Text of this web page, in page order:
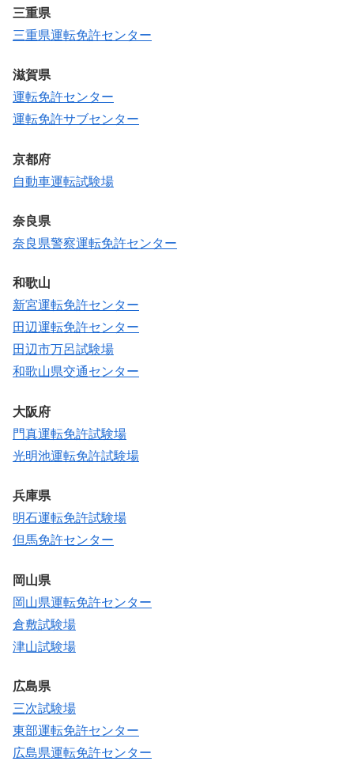
三重県
三重県運転免許センター
滋賀県
運転免許センター
運転免許サブセンター
京都府
自動車運転試験場
奈良県
奈良県警察運転免許センター
和歌山
新宮運転免許センター
田辺運転免許センター
田辺市万呂試験場
和歌山県交通センター
大阪府
門真運転免許試験場
光明池運転免許試験場
兵庫県
明石運転免許試験場
但馬免許センター
岡山県
岡山県運転免許センター
倉敷試験場
津山試験場
広島県
三次試験場
東部運転免許センター
広島県運転免許センター